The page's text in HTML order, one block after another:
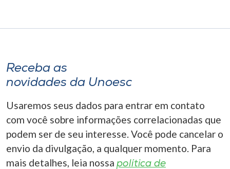
A+
A-
Receba as
novidades da Unoesc
Usaremos seus dados para entrar em contato
com você sobre informações correlacionadas que
podem ser de seu interesse. Você pode cancelar o
envio da divulgação, a qualquer momento. Para
mais detalhes, leia nossa política de